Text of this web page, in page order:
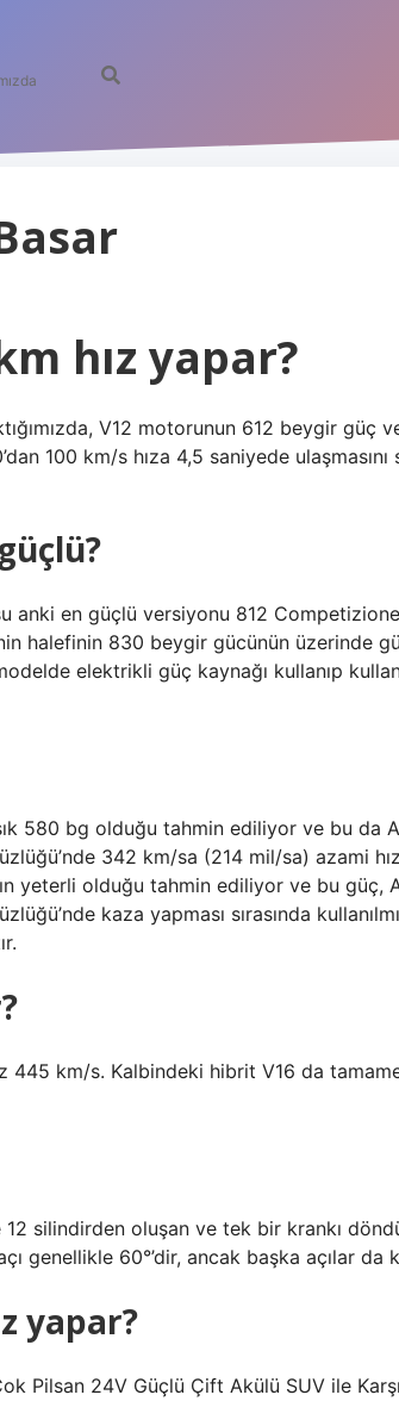
hız yapar?
V12 motorunun 612 beygir güç
100 km/s hıza 4,5 saniyede ulaşmasını
anki en güçlü versiyonu 812
halefinin 830 beygir gücünün üzerinde
elektrikli güç kaynağı kullanıp
580 bg olduğu tahmin ediliyor ve bu
342 km/sa (214 mil/sa) azami
yeterli olduğu tahmin ediliyor ve bu
kaza yapması sırasında
445 km/s. Kalbindeki hibrit V16 da
silindirden oluşan ve tek bir krankı
genellikle 60°’dir, ancak başka açılar da
yapar?
Pilsan 24V Güçlü Çift Akülü SUV ile